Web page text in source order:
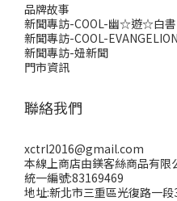
品牌故事
新聞專訪-COOL-幽☆遊☆白書
新聞專訪-COOL-
新聞專訪-妞新聞
門市資訊
聯絡我們
xctrl2016@gmail.com
本線上商店由鎂客絲商品有限
統一編號:83169469
地址:新北市三重區光復路一